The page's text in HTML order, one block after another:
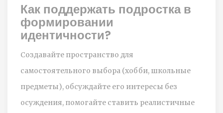
Как поддержать подростка в
формировании
идентичности?
Создавайте пространство для
самостоятельного выбора (хобби, школьные
предметы), обсуждайте его интересы без
осуждения, помогайте ставить реалистичные